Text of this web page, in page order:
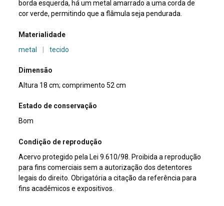
borda esquerda, há um metal amarrado a uma corda de
cor verde, permitindo que a flâmula seja pendurada.
Materialidade
metal
| tecido
Dimensão
Altura 18 cm; comprimento 52 cm
Estado de conservação
Bom
Condição de reprodução
Acervo protegido pela Lei 9.610/98. Proibida a reprodução
para fins comerciais sem a autorização dos detentores
legais do direito. Obrigatória a citação da referência para
fins acadêmicos e expositivos.